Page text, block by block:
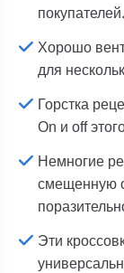
покупателей.
Хорошо
для
Горстка
On и off
Немногие
смещенную
Эти